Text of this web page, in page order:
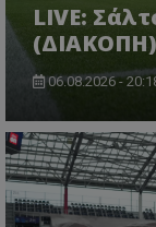
LIVE:
(ΔΙΑΚΟΠΗ)
06.08.2026 -